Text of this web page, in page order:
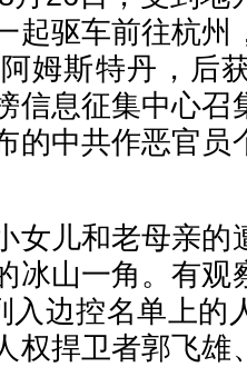
起驱车前往杭州
姆斯特丹，后
信息征集中心召
的中共作恶官员
儿和老母亲的
冰山一角。有观
入边控名单上的
权捍卫者郭飞雄